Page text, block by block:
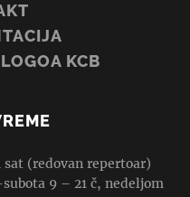
KCB
sat (redovan repertoar)
9 – 21 č, nedeljom